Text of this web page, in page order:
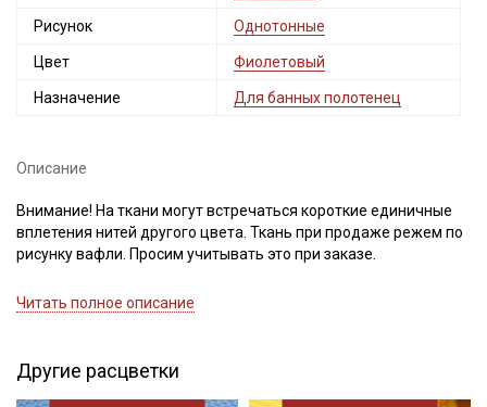
Рисунок Однотонные
Цвет Фиолетовый
Назначение Для банных полотенец
Описание
Внимание! На ткани могут встречаться короткие единичные
вплетения нитей другого цвета. Ткань при продаже режем по
рисунку вафли. Просим учитывать это при заказе.
Вафельное премиум-полотно "Italy" - это хлопчатобумажная
клеточный рисунок, который напоминает кондитерские вафли.
Этот вид структуры фактически увеличивает поверхность,
Читать полное описание
Другие расцветки